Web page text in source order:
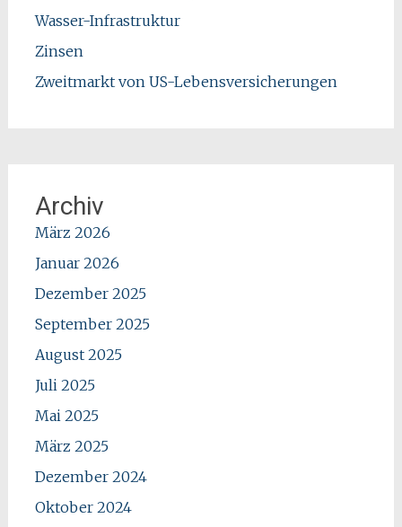
Wasser-Infrastruktur
Zinsen
Zweitmarkt von US-Lebensversicherungen
Archiv
März 2026
Januar 2026
Dezember 2025
September 2025
August 2025
Juli 2025
Mai 2025
März 2025
Dezember 2024
Oktober 2024